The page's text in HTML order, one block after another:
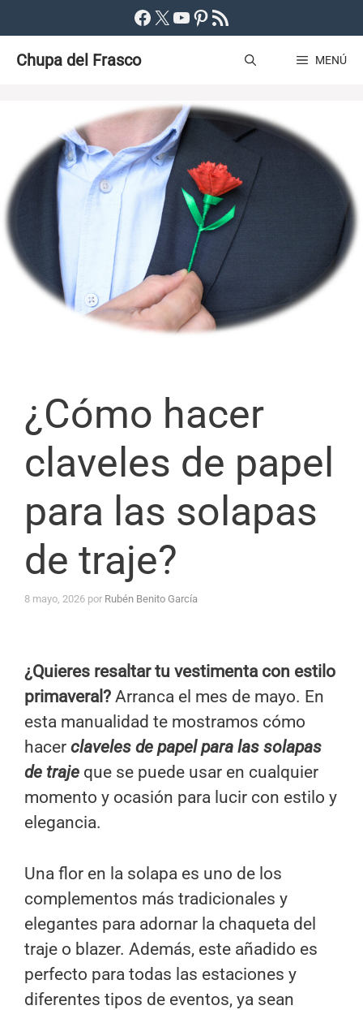
al
contenido
Facebook
X YouTube
Pinterest
Feed RSS
Chupa del Frasco MENÚ
¿Cómo hacer
claveles de papel
para las solapas
de traje?
8 mayo, 2026 por Rubén Benito García
¿Quieres resaltar tu vestimenta con estilo
primaveral? Arranca el mes de mayo. En
esta manualidad te mostramos cómo
hacer claveles de papel para las solapas
de traje que se puede usar en cualquier
momento y ocasión para lucir con estilo y
elegancia.
Una flor en la solapa es uno de los
complementos más tradicionales y
elegantes para adornar la chaqueta del
traje o blazer. Además, este añadido es
perfecto para todas las estaciones y
diferentes tipos de eventos, ya sean